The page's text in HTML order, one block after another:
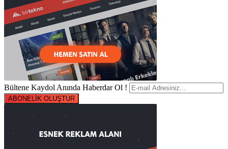
Bültene Kaydol Anında Haberdar Ol !
ABONELİK OLUŞTUR